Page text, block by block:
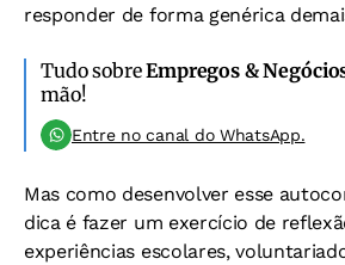
responder de forma genérica
Tudo sobreEmpregos &
mão!
Entre no canal do WhatsApp.
Mas como desenvolver esse
dica é fazer um exercício de
experiências escolares,